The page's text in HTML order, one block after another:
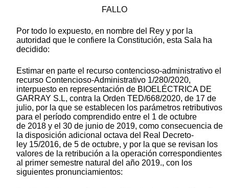
FALLO
Por todo lo expuesto, en nombre del Rey y por la
autoridad que le confiere la Constitución, esta Sala ha
decidido:
Estimar en parte el recurso contencioso-administrativo el
recurso Contencioso-Administrativo 1/280/2020,
interpuesto en representación de BIOELÉCTRICA DE
GARRAY S.L, contra la Orden TED/668/2020, de 17 de
julio, por la que se establecen los parámetros retributivos
para el período comprendido entre el 1 de octubre
de 2018 y el 30 de junio de 2019, como consecuencia de
la disposición adicional octava del Real Decreto-
ley 15/2016, de 5 de octubre, y por la que se revisan los
valores de la retribución a la operación correspondientes
al primer semestre natural del año 2019., con los
siguientes pronunciamientos: